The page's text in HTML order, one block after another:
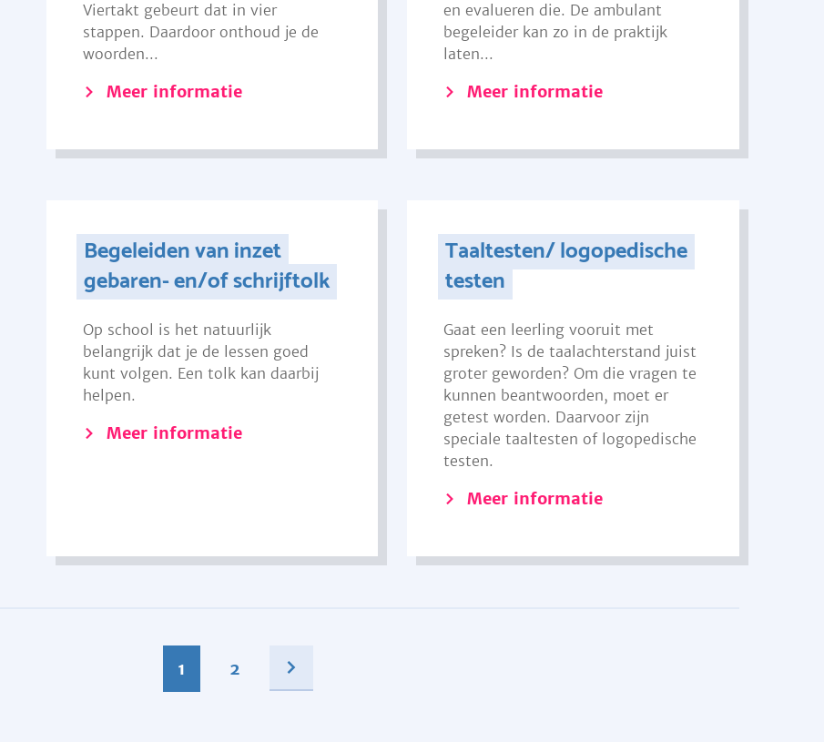
Viertakt gebeurt dat in vier
stappen. Daardoor onthoud je de
woorden...
Meer informatie
en evalueren die. De ambulant
begeleider kan zo in de praktijk
laten...
Meer informatie
Begeleiden van inzet
gebaren- en/of schrijftolk
Op school is het natuurlijk
belangrijk dat je de lessen goed
kunt volgen. Een tolk kan daarbij
helpen.
Meer informatie
Taaltesten/ logopedische
testen
Gaat een leerling vooruit met
spreken? Is de taalachterstand juist
groter geworden? Om die vragen te
kunnen beantwoorden, moet er
getest worden. Daarvoor zijn
speciale taaltesten of logopedische
testen.
Meer informatie
1 2